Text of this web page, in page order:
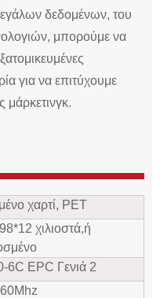
δεδομένων, του
μπορούμε να
για να επιτύχουμε
μάρκετινγκ.
χαρτί, PET
98*12 χιλιοστά,ή
6C EPC Γενιά 2